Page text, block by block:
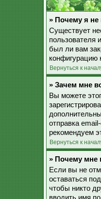
» Почему я не
Существует
пользователя
был ли вам
конфигурацию
Вернуться к
» Зачем мне
Вы можете
отправка
рекомендуем
Вернуться к
» Почему мне
Если вы не
оставаться
чтобы никто